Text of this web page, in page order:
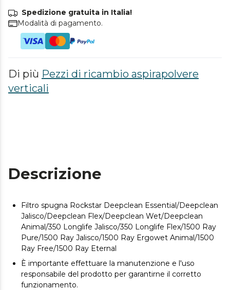
Spedizione gratuita in Italia!
Modalità di pagamento.
Di più Pezzi di ricambio aspirapolvere
verticali
Descrizione
Filtro spugna Rockstar Deepclean Essential/Deepclean
Jalisco/Deepclean Flex/Deepclean Wet/Deepclean
Animal/350 Longlife Jalisco/350 Longlife Flex/1500 Ray
Pure/1500 Ray Jalisco/1500 Ray Ergowet Animal/1500
Ray Free/1500 Ray Eternal
È importante effettuare la manutenzione e l'uso
responsabile del prodotto per garantirne il corretto
funzionamento.